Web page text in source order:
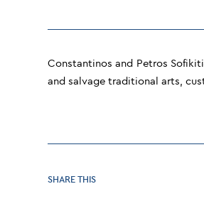
Constantinos and Petros
and salvage traditional arts,
SHARE THISSHARE